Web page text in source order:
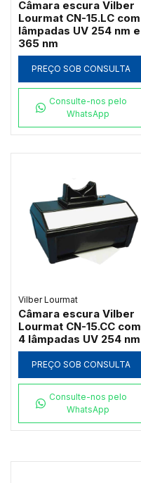
Câmara escura Vilber
Lourmat CN-15.LC com
lâmpadas UV 254 nm e
365 nm
PREÇO SOB CONSULTA
Consulte-nos pelo
WhatsApp
Vilber Lourmat
Câmara escura Vilber
Lourmat CN-15.CC com
4 lâmpadas UV 254 nm
PREÇO SOB CONSULTA
Consulte-nos pelo
WhatsApp